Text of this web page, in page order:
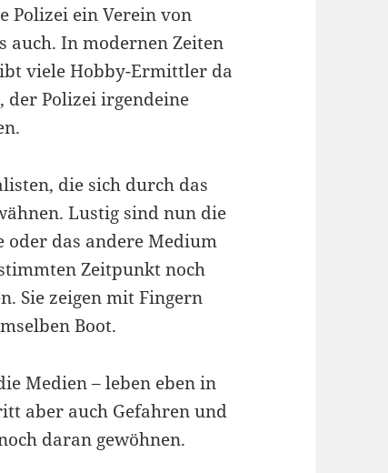
Polizei ein Verein von
auch. In modernen Zeiten
viele Hobby-Ermittler da
der Polizei irgendeine
die sich durch das
Lustig sind nun die
oder das andere Medium
Zeitpunkt noch
Sie zeigen mit Fingern
Boot.
Medien – leben eben in
aber auch Gefahren und
daran gewöhnen.